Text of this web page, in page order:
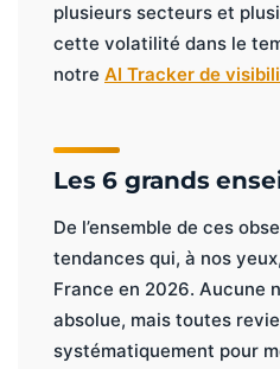
plusieurs secteurs et
cette volatilité dans le
notre AI Tracker de
Les 6 grands
De l’ensemble de ces
tendances qui, à nos
France en 2026. Aucune
absolue, mais toutes
systématiquement pour